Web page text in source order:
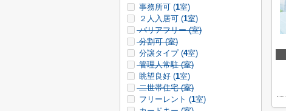
事務所可 (1室)
２人入居可 (1室)
バリアフリー (室)
分割可 (室)
分譲タイプ (4室)
管理人常駐 (室)
眺望良好 (1室)
二世帯住宅 (室)
フリーレント (1室)